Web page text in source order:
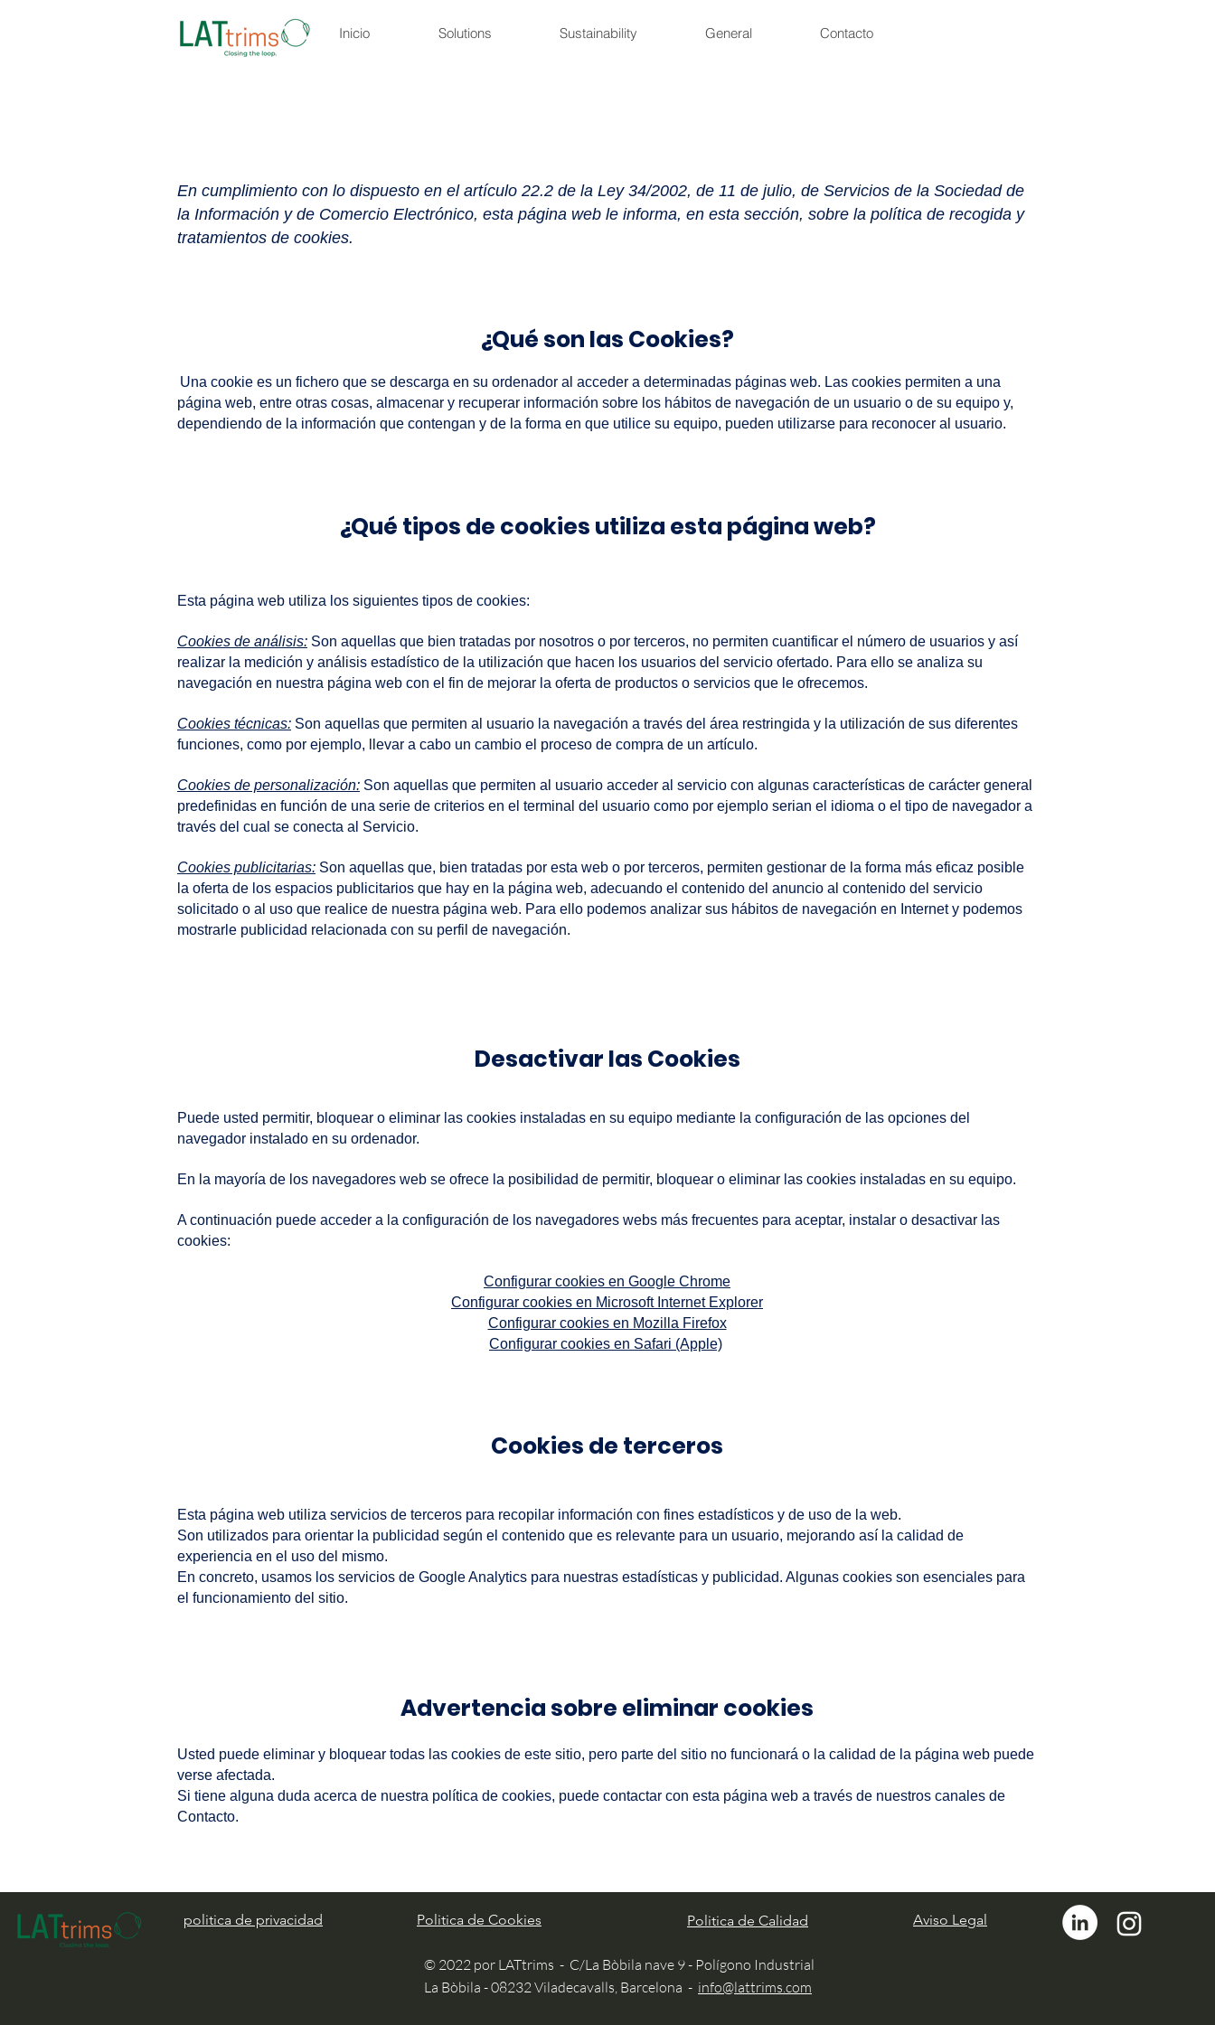
Inicio Solutions Sustainability General Contacto
En cumplimiento con lo dispuesto en el artículo 22.2 de la Ley 34/2002, de 11 de julio, de Servicios de la Sociedad de
la Información y de Comercio Electrónico, esta página web le informa, en esta sección, sobre la política de recogida y
tratamientos de cookies.
¿Qué son las Cookies?
Una cookie es un fichero que se descarga en su ordenador al acceder a determinadas páginas web. Las cookies permiten a una
página web, entre otras cosas, almacenar y recuperar información sobre los hábitos de navegación de un usuario o de su equipo y,
dependiendo de la información que contengan y de la forma en que utilice su equipo, pueden utilizarse para reconocer al usuario.
¿Qué tipos de cookies utiliza esta página web?
Esta página web utiliza los siguientes tipos de cookies:
Cookies de análisis: Son aquellas que bien tratadas por nosotros o por terceros, no permiten cuantificar el número de usuarios y así
realizar la medición y análisis estadístico de la utilización que hacen los usuarios del servicio ofertado. Para ello se analiza su
navegación en nuestra página web con el fin de mejorar la oferta de productos o servicios que le ofrecemos.
Cookies técnicas: Son aquellas que permiten al usuario la navegación a través del área restringida y la utilización de sus diferentes
funciones, como por ejemplo, llevar a cabo un cambio el proceso de compra de un artículo.
Cookies de personalización: Son aquellas que permiten al usuario acceder al servicio con algunas características de carácter general
predefinidas en función de una serie de criterios en el terminal del usuario como por ejemplo serian el idioma o el tipo de navegador a
través del cual se conecta al Servicio.
Cookies publicitarias: Son aquellas que, bien tratadas por esta web o por terceros, permiten gestionar de la forma más eficaz posible
la oferta de los espacios publicitarios que hay en la página web, adecuando el contenido del anuncio al contenido del servicio
solicitado o al uso que realice de nuestra página web. Para ello podemos analizar sus hábitos de navegación en Internet y podemos
mostrarle publicidad relacionada con su perfil de navegación.
Desactivar las Cookies
Puede usted permitir, bloquear o eliminar las cookies instaladas en su equipo mediante la configuración de las opciones del
navegador instalado en su ordenador.
En la mayoría de los navegadores web se ofrece la posibilidad de permitir, bloquear o eliminar las cookies instaladas en su equipo.
A continuación puede acceder a la configuración de los navegadores webs más frecuentes para aceptar, instalar o desactivar las
cookies:
Configurar cookies en Google Chrome
Configurar cookies en Microsoft Internet Explorer
Configurar cookies en Mozilla Firefox
Configurar cookies en Safari (Apple)
Cookies de terceros
Esta página web utiliza servicios de terceros para recopilar información con fines estadísticos y de uso de la web.
Son utilizados para orientar la publicidad según el contenido que es relevante para un usuario, mejorando así la calidad de
experiencia en el uso del mismo.
En concreto, usamos los servicios de Google Analytics para nuestras estadísticas y publicidad. Algunas cookies son esenciales para
el funcionamiento del sitio.
Advertencia sobre eliminar cookies
Usted puede eliminar y bloquear todas las cookies de este sitio, pero parte del sitio no funcionará o la calidad de la página web puede
verse afectada.
Si tiene alguna duda acerca de nuestra política de cookies, puede contactar con esta página web a través de nuestros canales de
Contacto.
politica de privacidad Politica de Cookies Politica de Calidad Aviso Legal
© 2022 por LATtrims - C/La Bòbila nave 9 - Polígono Industrial
La Bòbila - 08232 Viladecavalls, Barcelona - info@lattrims.com